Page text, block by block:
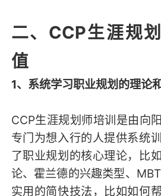
二、CCP生涯规
值
1、系统学习职业规划的理论
CCP生涯规划师培训是由向
专门为想入行的人提供系统
了职业规划的核心理论，比
论、霍兰德的兴趣类型、
实用的简快技法，比如如何